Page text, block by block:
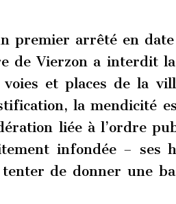
premier arrêté en
de Vierzon a interdit
et places de la
la mendicité
liée à l’ordre
infondée – ses
de donner une